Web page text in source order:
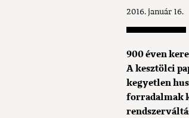
2016. január 16.
900 éven
A kesztölci
kegyetlen
forradalmak